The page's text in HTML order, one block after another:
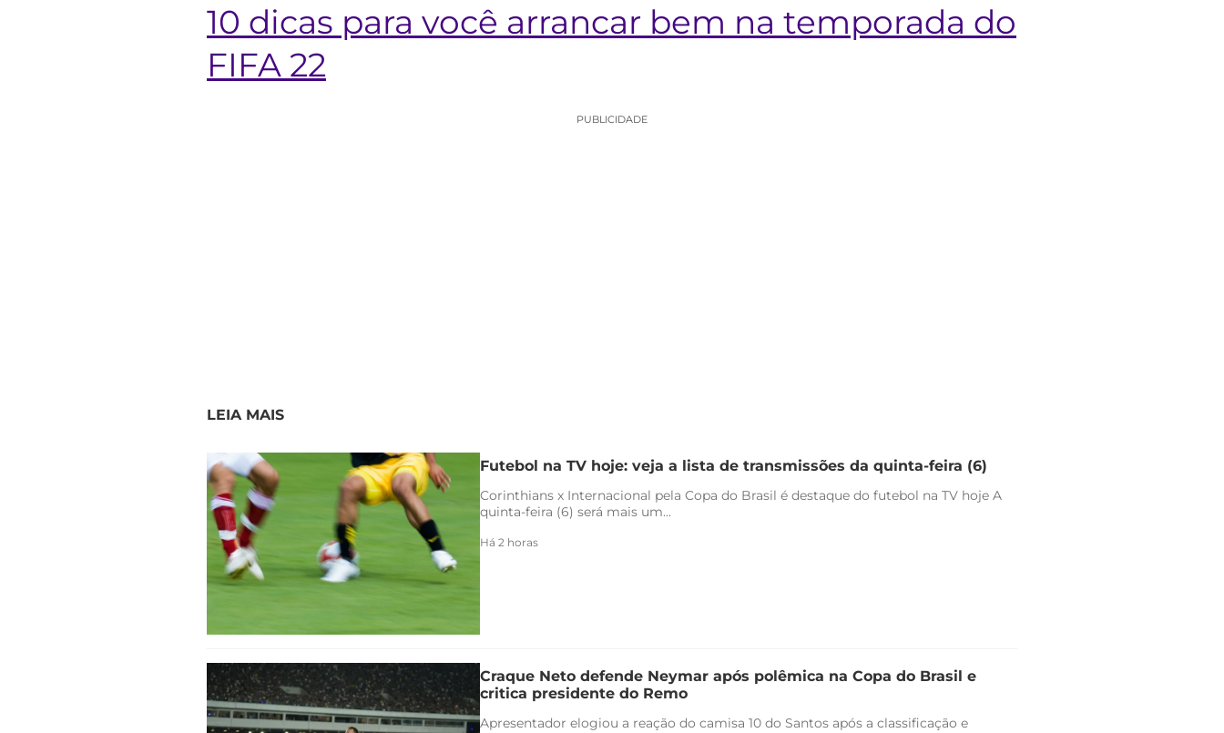
10 dicas para você arrancar bem na temporada do
FIFA 22
PUBLICIDADE
LEIA MAIS
Futebol na TV hoje: veja a lista de transmissões da quinta-feira (6)
Corinthians x Internacional pela Copa do Brasil é destaque do futebol na TV hoje A
quinta-feira (6) será mais um...
Há 2 horas
Craque Neto defende Neymar após polêmica na Copa do Brasil e
critica presidente do Remo
Apresentador elogiou a reação do camisa 10 do Santos após a classificação e